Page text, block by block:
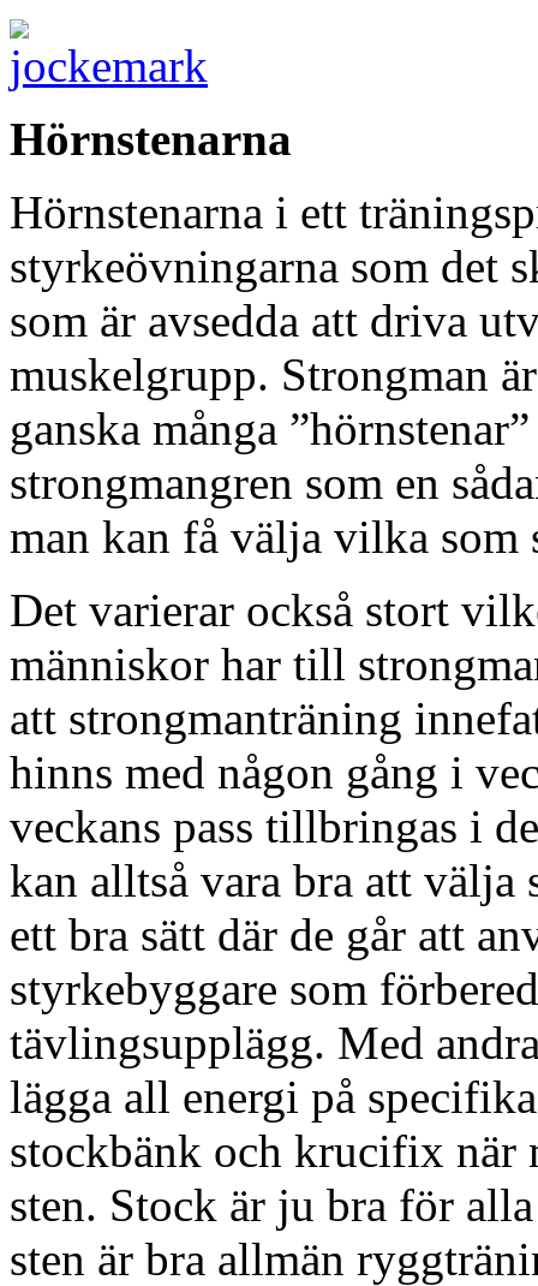
Hörnstenarna
Hörnstenarna i ett
styrkeövningarna som det
som är avsedda att driva
muskelgrupp. Strongman
ganska många
strongmangren som en
man kan få välja vilka som
Det varierar också stort
människor har till
att strongmanträning
hinns med någon gång i
veckans pass tillbringas i
kan alltså vara bra att
ett bra sätt där de går att
styrkebyggare som
tävlingsupplägg. Med
lägga all energi på
stockbänk och krucifix när
sten. Stock är ju bra för
sten är bra allmän